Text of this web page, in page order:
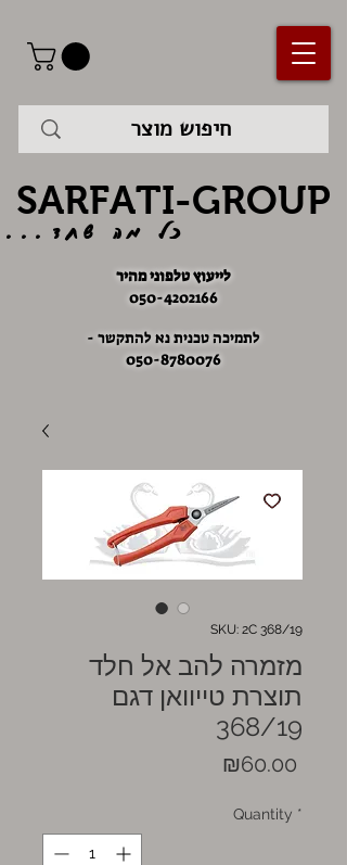
SARFATI-GROUP
לייעוץ טלפוני מהיר
050-4202166
לתמיכה טכנית נא להתקשר -
050-8780076
כל מה שחד...
SKU: 2C 368/19
מזמרה להב אל חלד
תוצרת טייוואן דגם
368/19
₪60.00
Quantity *